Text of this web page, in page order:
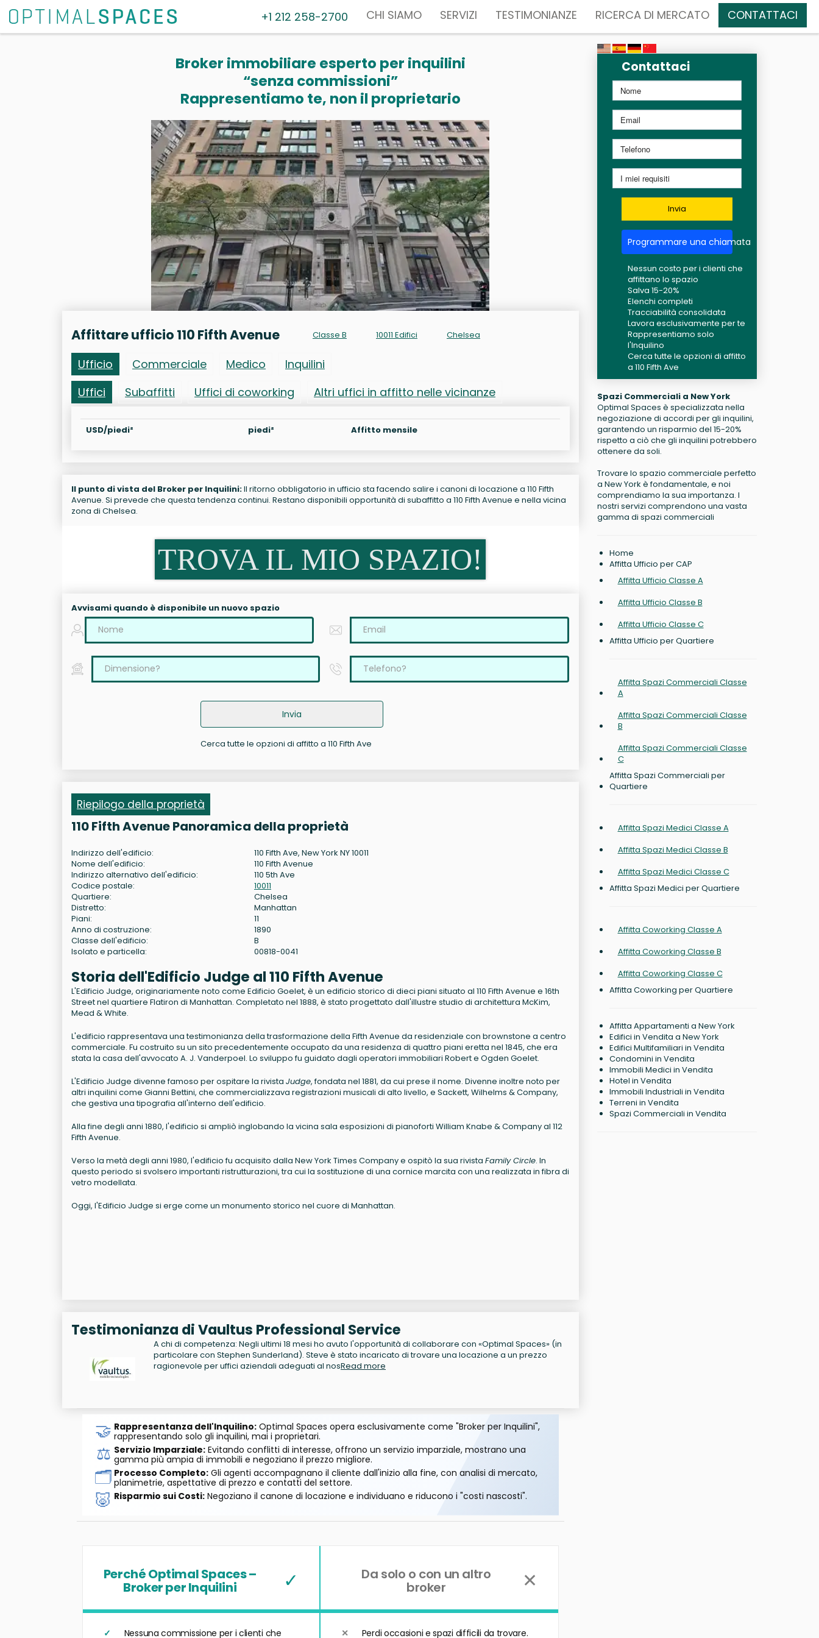
+1 212 258-2700 CHI SIAMO SERVIZI TESTIMONIANZE RICERCA DI MERCATO CONTATTACI
Broker immobiliare esperto per inquilini
“senza commissioni”
Rappresentiamo te, non il proprietario
Affittare ufficio 110 Fifth Avenue Classe B 10011 Edifici Chelsea
Ufficio Commerciale Medico
Inquilini
Uffici
Subaffitti Uffici di coworking Altri uffici in affitto nelle vicinanze
USD/piedi² piedi² Affitto mensile
Il punto di vista del Broker per Inquilini:Il ritorno obbligatorio in ufficio sta facendo salire i canoni di locazione a 110 Fifth
Avenue. Si prevede che questa tendenza continui. Restano disponibili opportunità di subaffitto a 110 Fifth Avenue e nella vicina
zona di Chelsea.
TROVA IL MIO SPAZIO!
Avvisami quando è disponibile un nuovo spazio
Invia
Cerca tutte le opzioni di affitto a 110 Fifth Ave
Riepilogo della proprietà
110 Fifth Avenue Panoramica della proprietà
Indirizzo dell'edificio:
110 Fifth Ave, New York NY 10011
Nome dell'edificio:
110 Fifth Avenue
Indirizzo alternativo dell'edificio:
110 5th Ave
Codice postale:
10011
Quartiere:
Chelsea
Distretto:
Manhattan
Piani:
11
Anno di costruzione:
1890
Classe dell'edificio:
B
Isolato e particella:
00818-0041
Storia dell'Edificio Judge al 110 Fifth Avenue
L'Edificio Judge, originariamente noto come Edificio Goelet, è un edificio storico di dieci piani situato al 110 Fifth Avenue e 16th
Street nel quartiere Flatiron di Manhattan. Completato nel 1888, è stato progettato dall'illustre studio di architettura McKim,
Mead & White.
L'edificio rappresentava una testimonianza della trasformazione della Fifth Avenue da residenziale con brownstone a centro
commerciale. Fu costruito su un sito precedentemente occupato da una residenza di quattro piani eretta nel 1845, che era
stata la casa dell'avvocato A. J. Vanderpoel. Lo sviluppo fu guidato dagli operatori immobiliari Robert e Ogden Goelet.
L'Edificio Judge divenne famoso per ospitare la rivista Judge, fondata nel 1881, da cui prese il nome. Divenne inoltre noto per
altri inquilini come Gianni Bettini, che commercializzava registrazioni musicali di alto livello, e Sackett, Wilhelms & Company,
che gestiva una tipografia all'interno dell'edificio.
Alla fine degli anni 1880, l'edificio si ampliò inglobando la vicina sala esposizioni di pianoforti William Knabe & Company al 112
Fifth Avenue.
Verso la metà degli anni 1980, l'edificio fu acquisito dalla New York Times Company e ospitò la sua rivista Family Circle. In
questo periodo si svolsero importanti ristrutturazioni, tra cui la sostituzione di una cornice marcita con una realizzata in fibra di
vetro modellata.
Oggi, l'Edificio Judge si erge come un monumento storico nel cuore di Manhattan.
Testimonianza di Vaultus Professional Service
A chi di competenza: Negli ultimi 18 mesi ho avuto l'opportunità di collaborare con «Optimal Spaces» (in
particolare con Stephen Sunderland). Steve è stato incaricato di trovare una locazione a un prezzo
ragionevole per uffici aziendali adeguati al nosRead more
🤝 Rappresentanza dell'Inquilino:Optimal Spaces opera esclusivamente come "Broker per Inquilini",
rappresentando solo gli inquilini, mai i proprietari.
⚖️ Servizio Imparziale:Evitando conflitti di interesse, offrono un servizio imparziale, mostrano una
gamma più ampia di immobili e negoziano il prezzo migliore.
🗂️ Processo Completo:Gli agenti accompagnano il cliente dall'inizio alla fine, con analisi di mercato,
planimetrie, aspettative di prezzo e contatti del settore.
🐷 Risparmio sui Costi:Negoziano il canone di locazione e individuano e riducono i "costi nascosti".
Perché Optimal Spaces –
Broker per Inquilini ✓
Nessuna commissione per i clienti che
Da solo o con un altro
broker ✕
Perdi occasioni e spazi difficili da trovare.
Contattaci
Invia
Programmare una chiamata
Nessun costo per i clienti che
affittano lo spazio
Salva 15-20%
Elenchi completi
Tracciabilità consolidata
Lavora esclusivamente per te
Rappresentiamo solo
l'Inquilino
Cerca tutte le opzioni di affitto
a 110 Fifth Ave
Spazi Commerciali a New York
Optimal Spaces è specializzata nella
negoziazione di accordi per gli inquilini,
garantendo un risparmio del 15-20%
rispetto a ciò che gli inquilini potrebbero
ottenere da soli.
Trovare lo spazio commerciale perfetto
a New York è fondamentale, e noi
comprendiamo la sua importanza. I
nostri servizi comprendono una vasta
gamma di spazi commerciali
Home
Affitta Ufficio per CAP
Affitta Ufficio Classe A
Affitta Ufficio Classe B
Affitta Ufficio Classe C
Affitta Ufficio per Quartiere
Affitta Spazi Commerciali Classe
A
Affitta Spazi Commerciali Classe
B
Affitta Spazi Commerciali Classe
C
Affitta Spazi Commerciali per
Quartiere
Affitta Spazi Medici Classe A
Affitta Spazi Medici Classe B
Affitta Spazi Medici Classe C
Affitta Spazi Medici per Quartiere
Affitta Coworking Classe A
Affitta Coworking Classe B
Affitta Coworking Classe C
Affitta Coworking per Quartiere
Affitta Appartamenti a New York
Edifici in Vendita a New York
Edifici Multifamiliari in Vendita
Condomini in Vendita
Immobili Medici in Vendita
Hotel in Vendita
Immobili Industriali in Vendita
Terreni in Vendita
Spazi Commerciali in Vendita